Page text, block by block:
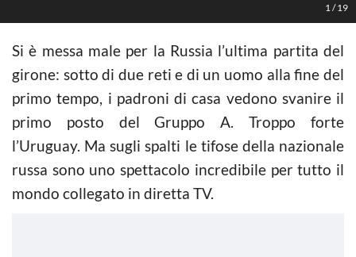
1 /19
Si è messa male per la Russia l’ultima partita del
girone: sotto di due reti e di un uomo alla fine del
primo tempo, i padroni di casa vedono svanire il
primo posto del Gruppo A. Troppo forte
l’Uruguay. Ma sugli spalti le tifose della nazionale
russa sono uno spettacolo incredibile per tutto il
mondo collegato in diretta TV.